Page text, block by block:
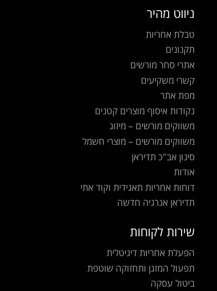
ניווט מהיר
טבלת אחריות
תקנונים
אתרי סחר מורשים
קשרי משקיעים
מפת אתר
נקודות איסוף מוצרים קטנים
משווקים מורשים – מיזוג
משווקים מורשים – מוצרי חשמל
סינון אב"כ תדיראן
אודות
דוחות אחריות תאגידית וקוד אתי
תדיראן אנרגיה חדשה
שירות לקוחות
הפעלת אחריות דיגיטלית
תפעול המזגן ותחזוקה שוטפת
ביטול עסקה